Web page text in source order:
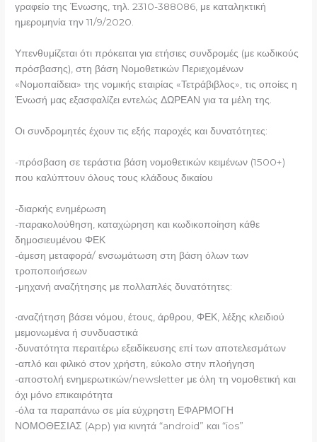
γραφείο της Ένωσης, τηλ. 2310-388086, με καταληκτική
ημερομηνία την 11/9/2020.
Υπενθυμίζεται ότι πρόκειται για ετήσιες συνδρομές (με κωδικούς
πρόσβασης), στη βάση Νομοθετικών Περιεχομένων
«Νομοπαίδεια» της νομικής εταιρίας «Τετράβιβλος», τις οποίες η
Ένωσή μας εξασφαλίζει εντελώς ΔΩΡΕΑΝ για τα μέλη της.
Οι συνδρομητές έχουν τις εξής παροχές και δυνατότητες:
-πρόσβαση σε τεράστια βάση νομοθετικών κειμένων (1500+)
που καλύπτουν όλους τους κλάδους δικαίου
-διαρκής ενημέρωση
-παρακολούθηση, καταχώρηση και κωδικοποίηση κάθε
δημοσιευμένου ΦΕΚ
-άμεση μεταφορά/ ενσωμάτωση στη βάση όλων των
τροποποιήσεων
-μηχανή αναζήτησης με πολλαπλές δυνατότητες:
•αναζήτηση βάσει νόμου, έτους, άρθρου, ΦΕΚ, λέξης κλειδιού
μεμονωμένα ή συνδυαστικά
•δυνατότητα περαιτέρω εξειδίκευσης επί των αποτελεσμάτων
-απλό και φιλικό στον χρήστη, εύκολο στην πλοήγηση
-αποστολή ενημερωτικών/newsletter με όλη τη νομοθετική και
όχι μόνο επικαιρότητα
-όλα τα παραπάνω σε μία εύχρηστη ΕΦΑΡΜΟΓΗ
ΝΟΜΟΘΕΣΙΑΣ (App) για κινητά “android” και “ios”